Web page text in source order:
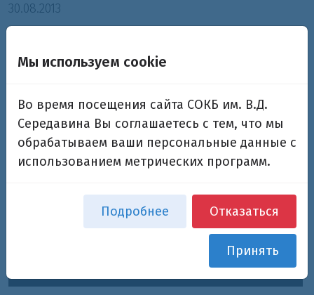
30.08.2013
Мы используем cookie
Во время посещения сайта СОКБ им. В.Д.
Середавина Вы соглашаетесь с тем, что мы
обрабатываем ваши персональные данные с
использованием метрических программ.
Подробнее Отказаться
Принять